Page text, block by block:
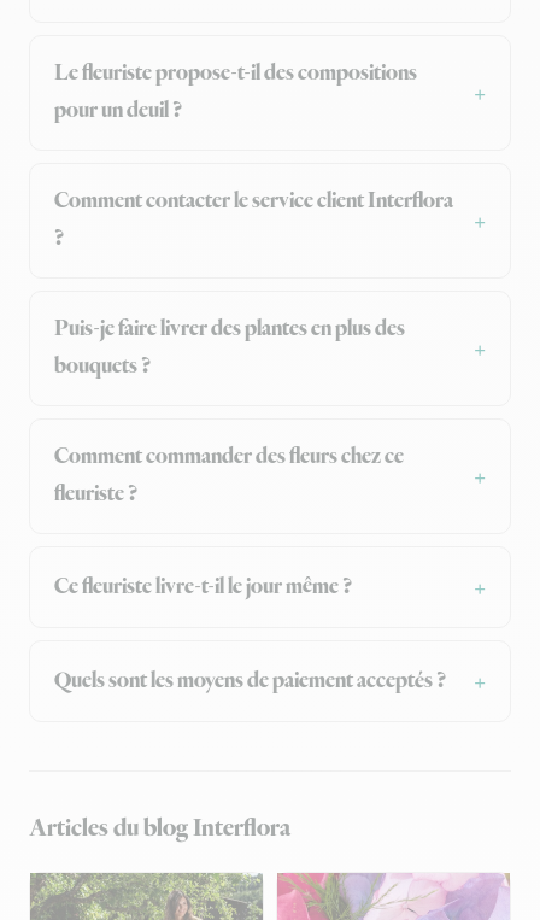
Le fleuriste propose-t-il des compositions
pour un deuil ?
Comment contacter le service client Interflora
?
Puis-je faire livrer des plantes en plus des
bouquets ?
Comment commander des fleurs chez ce
fleuriste ?
Ce fleuriste livre-t-il le jour même ?
Quels sont les moyens de paiement acceptés ?
Articles du blog Interflora